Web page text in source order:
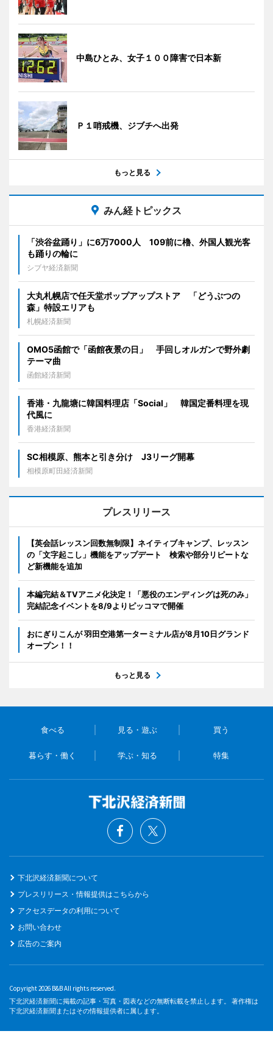
中島ひとみ、女子１００障害で日本新
Ｐ１哨戒機、ジブチへ出発
もっと見る
みん経トピックス
「渋谷盆踊り」に6万7000人 109前に櫓、外国人観光客
も踊りの輪に
シブヤ経済新聞
大丸札幌店で任天堂ポップアップストア 「どうぶつの
森」特設エリアも
札幌経済新聞
OMO5函館で「函館夜景の日」 手回しオルガンで野外劇
テーマ曲
函館経済新聞
香港・九龍塘に韓国料理店「Social」 韓国定番料理を現
代風に
香港経済新聞
SC相模原、熊本と引き分け J3リーグ開幕
相模原町田経済新聞
プレスリリース
【英会話レッスン回数無制限】ネイティブキャンプ、レッスン
の「文字起こし」機能をアップデート 検索や部分リピートな
ど新機能を追加
本編完結＆TVアニメ化決定！「悪役のエンディングは死のみ」
完結記念イベントを8/9よりピッコマで開催
おにぎりこんが 羽田空港第一ターミナル店が8月10日グランド
オープン！！
もっと見る
食べる 見る・遊ぶ 買う
暮らす・働く 学ぶ・知る 特集
下北沢経済新聞について
プレスリリース・情報提供はこちらから
アクセスデータの利用について
お問い合わせ
広告のご案内
Copyright 2026 B&B All rights reserved.
下北沢経済新聞に掲載の記事・写真・図表などの無断転載を禁止します。 著作権は
下北沢経済新聞またはその情報提供者に属します。